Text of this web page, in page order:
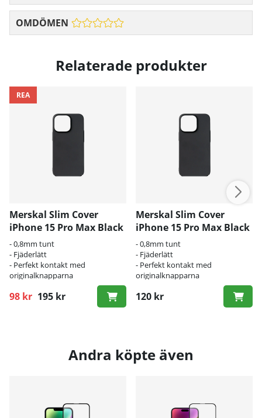
OMDÖMEN
Relaterade produkter
REA
Merskal Slim Cover
iPhone 15 Pro Max Black
- 0,8mm tunt
- Fjäderlätt
- Perfekt kontakt med
originalknapparna
98 kr 195 kr
Ordinarie pris:
Merskal Slim Cover
iPhone 15 Pro Max Black
- BULK
- 0,8mm tunt
- Fjäderlätt
- Perfekt kontakt med
originalknapparna
120 kr
Andra köpte även